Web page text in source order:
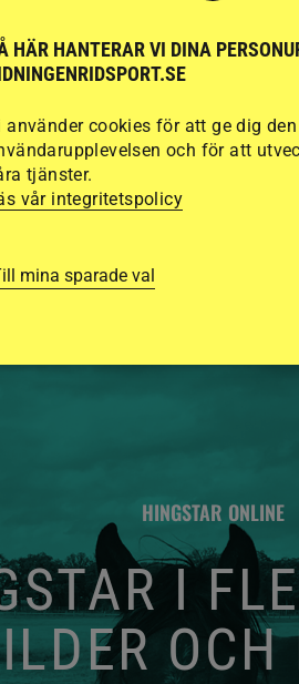
HINGSTAR ONLINE
I
OCH
HÄR HANTERAR VI DINA
använder cookies för att ge dig
och för att
tjänster.
vår integritetspolicy
mina sparade val